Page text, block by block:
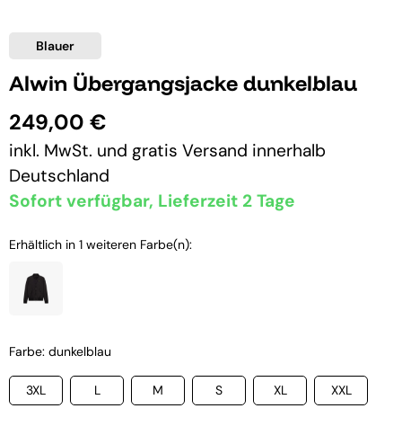
Blauer
Alwin Übergangsjacke dunkelblau
249,00 €
inkl. MwSt. und gratis Versand innerhalb
Deutschland
Sofort verfügbar, Lieferzeit 2 Tage
Erhältlich in 1 weiteren Farbe(n):
Farbe: dunkelblau
3XL L M S XL XXL